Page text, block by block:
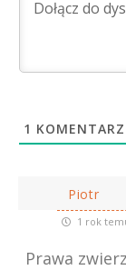
1 KOMENTARZ
Piotr
1 rok
Prawa